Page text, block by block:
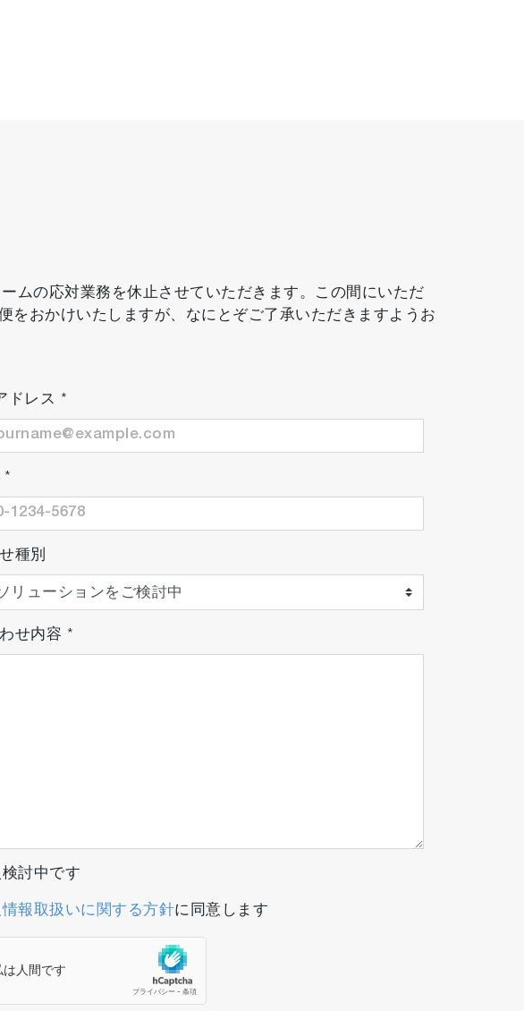
ムの応対業務を休止させていただきます。この間にいただ
をおかけいたしますが、なにとぞご了承いただきますようお
ドレス *
*
種別
せ内容 *
討中です
報取扱いに関する方針に同意します